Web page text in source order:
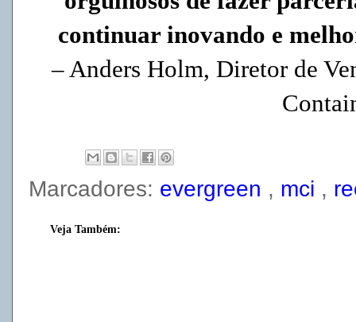
continuar inovando e
– Anders Holm, Diretor de
Marcadores: evergreen , mci ,
Veja Também: